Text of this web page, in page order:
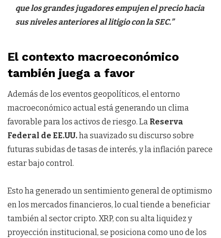
que los grandes jugadores empujen el precio hacia
sus niveles anteriores al litigio con la SEC.”
El contexto macroeconómico
también juega a favor
Además de los eventos geopolíticos, el entorno
macroeconómico actual está generando un clima
favorable para los activos de riesgo. La Reserva
Federal de EE.UU.ha suavizado su discurso sobre
futuras subidas de tasas de interés, y la inflación parece
estar bajo control.
Esto ha generado un sentimiento general de optimismo
en los mercados financieros, lo cual tiende a beneficiar
también al sector cripto. XRP, con su alta liquidez y
proyección institucional, se posiciona como uno de los